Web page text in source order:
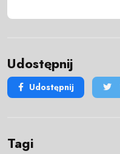
Udostępnij
Udostępnij
Tagi